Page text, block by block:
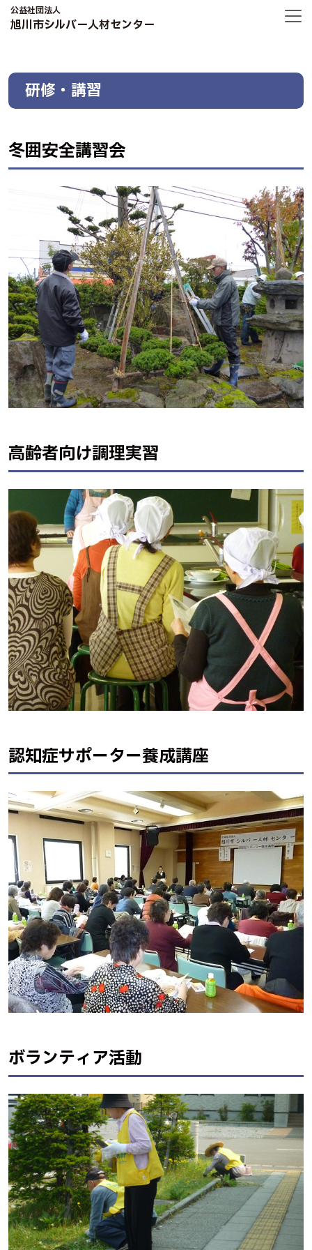
公益社団法人
旭川市シルバー人材センター
研修・講習
冬囲安全講習会
高齢者向け調理実習
認知症サポーター養成講座
ボランティア活動